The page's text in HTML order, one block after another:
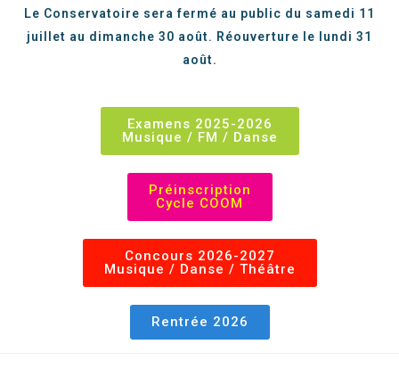
Le Conservatoire sera fermé au public du samedi 11
juillet au dimanche 30 août. Réouverture le lundi 31
août.
Examens 2025-2026
Musique / FM / Danse
Préinscription
Cycle COOM
Concours 2026-2027
Musique / Danse / Théâtre
Rentrée 2026